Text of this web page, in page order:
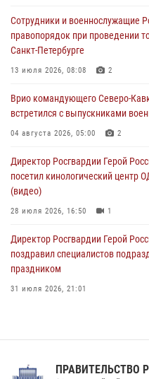
09 августа 2026, 08:00
Лучшие футбольные команды
определили на Кубани
В Кузбассе росгвардейцы
мать
Сотрудники и военнослужащие
правопорядок при проведении
Санкт-Петербурге
13 июля 2026, 08:08 2
Врио командующего Северо-
встретился с выпускниками
04 августа 2026, 05:00 2
Директор Росгвардии Герой
посетил кинологический
(видео)
28 июля 2026, 16:50 1
Директор Росгвардии Герой
поздравил специалистов
праздником
31 июля 2026, 21:01
ПРАВИТЕЛЬСТВО